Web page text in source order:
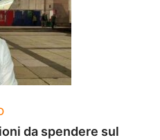
da spendere sul